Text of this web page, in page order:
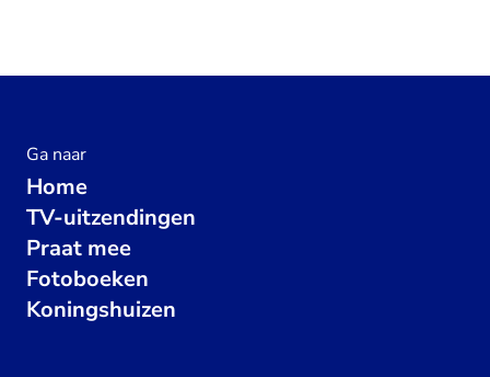
Ga naar
Home
TV-uitzendingen
Praat mee
Fotoboeken
Koningshuizen